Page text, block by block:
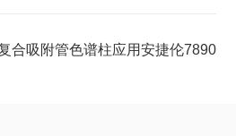
合吸附管色谱柱应用安捷伦7890